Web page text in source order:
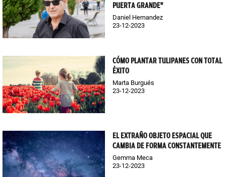
PUERTA GRANDE"
Daniel Hernandez
23-12-2023
CÓMO PLANTAR TULIPANES CON TOTAL
ÉXITO
Marta Burgués
23-12-2023
EL EXTRAÑO OBJETO ESPACIAL QUE
CAMBIA DE FORMA CONSTANTEMENTE
Gemma Meca
23-12-2023